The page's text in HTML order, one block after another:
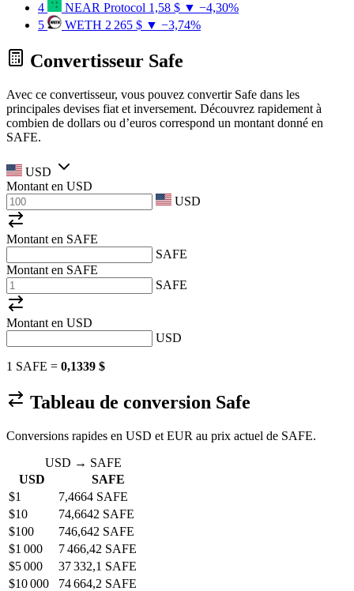
4
NEAR Protocol 1,58 $ ▼ −4,30%
5
WETH 2 265 $ ▼ −3,74%
Convertisseur Safe
Avec ce convertisseur, vous pouvez convertir Safe dans les
principales devises fiat et inversement. Découvrez rapidement à
combien de dollars ou d’euros correspond un montant donné en
SAFE.
USD
Montant en USD
USD
Montant en SAFE
SAFE
Montant en SAFE
SAFE
Montant en USD
USD
1 SAFE = 0,1339 $
Tableau de conversion Safe
Conversions rapides en USD et EUR au prix actuel de SAFE.
USD → SAFE
USD
SAFE
$1
7,4664 SAFE
$10
74,6642 SAFE
$100
746,642 SAFE
$1 000
7 466,42 SAFE
$5 000
37 332,1 SAFE
$10 000
74 664,2 SAFE